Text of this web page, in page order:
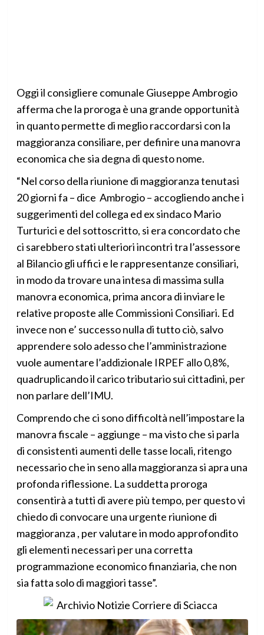
Oggi il consigliere comunale Giuseppe Ambrogio
afferma che la proroga è una grande opportunità
in quanto permette di meglio raccordarsi con la
maggioranza consiliare, per definire una manovra
economica che sia degna di questo nome.
“Nel corso della riunione di maggioranza tenutasi
20 giorni fa – dice Ambrogio – accogliendo anche i
suggerimenti del collega ed ex sindaco Mario
Turturici e del sottoscritto, si era concordato che
ci sarebbero stati ulteriori incontri tra l’assessore
al Bilancio gli uffici e le rappresentanze consiliari,
in modo da trovare una intesa di massima sulla
manovra economica, prima ancora di inviare le
relative proposte alle Commissioni Consiliari. Ed
invece non e’ successo nulla di tutto ciò, salvo
apprendere solo adesso che l’amministrazione
vuole aumentare l’addizionale IRPEF allo 0,8%,
quadruplicando il carico tributario sui cittadini, per
non parlare dell’IMU.
Comprendo che ci sono difficoltà nell’impostare la
manovra fiscale – aggiunge – ma visto che si parla
di consistenti aumenti delle tasse locali, ritengo
necessario che in seno alla maggioranza si apra una
profonda riflessione. La suddetta proroga
consentirà a tutti di avere più tempo, per questo vi
chiedo di convocare una urgente riunione di
maggioranza , per valutare in modo approfondito
gli elementi necessari per una corretta
programmazione economico finanziaria, che non
sia fatta solo di maggiori tasse”.